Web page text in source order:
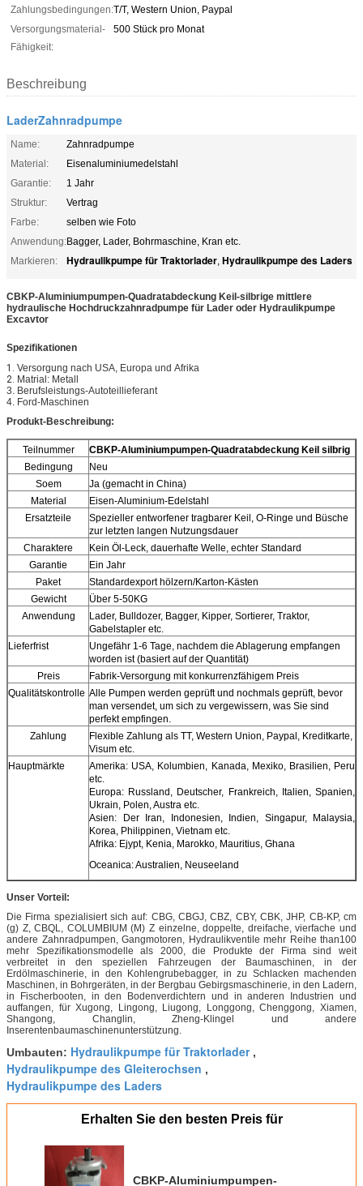
Zahlungsbedingungen:T/T, Western Union, Paypal
Versorgungsmaterial-
Fähigkeit:
500 Stück pro Monat
Beschreibung
LaderZahnradpumpe
Name:
Zahnradpumpe
Material:
Eisenaluminiumedelstahl
Garantie:
1 Jahr
Struktur:
Vertrag
Farbe:
selben wie Foto
Anwendung:Bagger, Lader, Bohrmaschine, Kran etc.
Markieren:
Hydraulikpumpe für Traktorlader, Hydraulikpumpe des Laders
CBKP-Aluminiumpumpen-Quadratabdeckung Keil-silbrige mittlere
hydraulische Hochdruckzahnradpumpe für Lader oder Hydraulikpumpe
Excavtor
Spezifikationen
1. Versorgung nach USA, Europa und Afrika
2. Matrial: Metall
3. Berufsleistungs-Autoteillieferant
4. Ford-Maschinen
Produkt-Beschreibung:
Teilnummer
CBKP-Aluminiumpumpen-Quadratabdeckung Keil silbrig
Bedingung
Neu
Soem
Ja (gemacht in China)
Material
Eisen-Aluminium-Edelstahl
Ersatzteile
Spezieller entworfener tragbarer Keil, O-Ringe und Büsche
zur letzten langen Nutzungsdauer
Charaktere
Kein Öl-Leck, dauerhafte Welle, echter Standard
Garantie
Ein Jahr
Paket
Standardexport hölzern/Karton-Kästen
Gewicht
Über 5-50KG
Anwendung
Lader, Bulldozer, Bagger, Kipper, Sortierer, Traktor,
Gabelstapler etc.
Lieferfrist
Ungefähr 1-6 Tage, nachdem die Ablagerung empfangen
worden ist (basiert auf der Quantität)
Preis
Fabrik-Versorgung mit konkurrenzfähigem Preis
Qualitätskontrolle Alle Pumpen werden geprüft und nochmals geprüft, bevor
man versendet, um sich zu vergewissern, was Sie sind
perfekt empfingen.
Zahlung
Flexible Zahlung als TT, Western Union, Paypal, Kreditkarte,
Visum etc.
Hauptmärkte
Amerika: USA, Kolumbien, Kanada, Mexiko, Brasilien, Peru
etc.
Europa: Russland, Deutscher, Frankreich, Italien, Spanien,
Ukrain, Polen, Austra etc.
Asien: Der Iran, Indonesien, Indien, Singapur, Malaysia,
Korea, Philippinen, Vietnam etc.
Afrika: Ejypt, Kenia, Marokko, Mauritius, Ghana
Oceanica: Australien, Neuseeland
Unser Vorteil:
Die Firma spezialisiert sich auf: CBG, CBGJ, CBZ, CBY, CBK, JHP, CB-KP, cm
(g) Z, CBQL, COLUMBIUM (M) Z einzelne, doppelte, dreifache, vierfache und
andere Zahnradpumpen, Gangmotoren, Hydraulikventile mehr Reihe than100
mehr Spezifikationsmodelle als 2000, die Produkte der Firma sind weit
verbreitet in den speziellen Fahrzeugen der Baumaschinen, in der
Erdölmaschinerie, in den Kohlengrubebagger, in zu Schlacken machenden
Maschinen, in Bohrgeräten, in der Bergbau Gebirgsmaschinerie, in den Ladern,
in Fischerbooten, in den Bodenverdichtern und in anderen Industrien und
auffangen, für Xugong, Lingong, Liugong, Longgong, Chenggong, Xiamen,
Shangong, Changlin, Zheng-Klingel und andere
Inserentenbaumaschinenunterstützung.
Umbauten: Hydraulikpumpe für Traktorlader,
Hydraulikpumpe des Gleiterochsen ,
Hydraulikpumpe des Laders
Erhalten Sie den besten Preis für
CBKP-Aluminiumpumpen-